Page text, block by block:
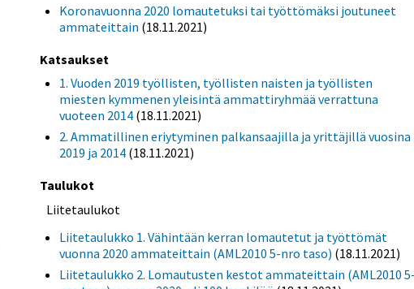
Koronavuonna 2020 lomautetuksi tai työttömäksi joutuneet
ammateittain (18.11.2021)
Katsaukset
1. Vuoden 2019 työllisten, työllisten naisten ja työllisten
miesten kymmenen yleisintä ammattiryhmää verrattuna
vuoteen 2014 (18.11.2021)
2. Ammatillinen eriytyminen palkansaajilla ja yrittäjillä vuosina
2019 ja 2014 (18.11.2021)
Taulukot
Liitetaulukot
Liitetaulukko 1. Vähintään kerran lomautetut ja työttömät
vuonna 2020 ammateittain (AML2010 5-nro taso) (18.11.2021)
Liitetaulukko 2. Lomautusten kestot ammateittain (AML2010